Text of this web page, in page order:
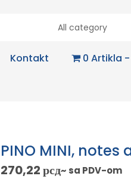
All category
Kontakt 0 Artikla
PINO MINI, notes
270,22рсд~ sa PDV-om